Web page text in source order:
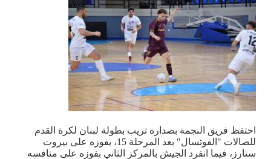
احتفظ فريق النجمة بصدارة تريب بطولة لبنان لكرة القدم
للصالات "الفوتسال" بعد المرحلة 15، بفوزه على بيروت
ستارز، فيما انفرد الجيش بالمركز الثاني بفوزه على منافسه